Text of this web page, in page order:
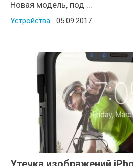
Новая модель, под ...
Устройства Posted on
05.09.2017